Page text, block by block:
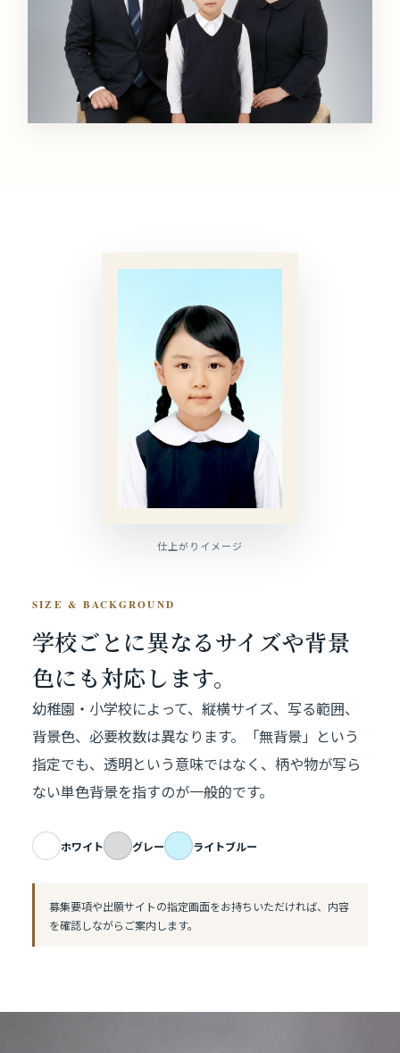
SIZE & BACKGROUND
学校ごとに異なるサイズや背景
色にも対応します。
幼稚園・小学校によって、縦横サイズ、写る範囲、
背景色、必要枚数は異なります。「無背景」という
指定でも、透明という意味ではなく、柄や物が写ら
ない単色背景を指すのが一般的です。
ホワイト グレー ライトブルー
募集要項や出願サイトの指定画面をお持ちいただければ、内容
を確認しながらご案内します。
仕上がりイメージ